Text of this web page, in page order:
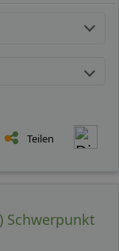
Teilen
Schwerpunkt